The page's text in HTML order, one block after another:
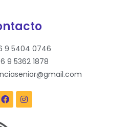
9 5404 0746
9 5362 1878